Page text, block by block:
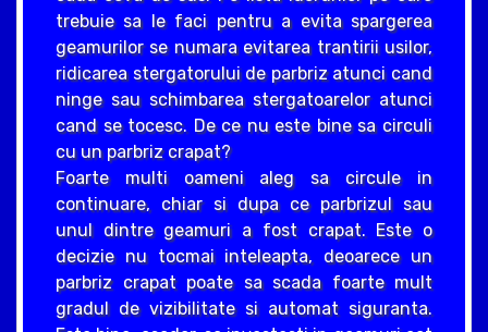
trebuie sa le faci pentru a evita spargerea
geamurilor se numara evitarea trantirii usilor,
ridicarea stergatorului de parbriz atunci cand
ninge sau schimbarea stergatoarelor atunci
cand se tocesc. De ce nu este bine sa circuli
cu un parbriz crapat?
Foarte multi oameni aleg sa circule in
continuare, chiar si dupa ce parbrizul sau
unul dintre geamuri a fost crapat. Este o
decizie nu tocmai inteleapta, deoarece un
parbriz crapat poate sa scada foarte mult
gradul de vizibilitate si automat siguranta.